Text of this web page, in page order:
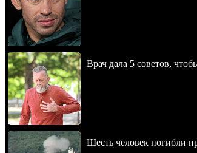
Врач дала 5 советов,
Шесть человек погибли